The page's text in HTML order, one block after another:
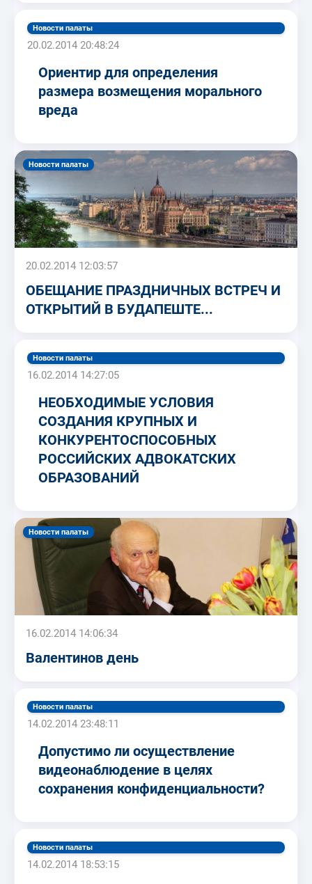
Новости палаты
20.02.2014 20:48:24
Ориентир для определения
размера возмещения морального
вреда
Новости палаты
20.02.2014 12:03:57
ОБЕЩАНИЕ ПРАЗДНИЧНЫХ ВСТРЕЧ И
ОТКРЫТИЙ В БУДАПЕШТЕ...
Новости палаты
16.02.2014 14:27:05
НЕОБХОДИМЫЕ УСЛОВИЯ
СОЗДАНИЯ КРУПНЫХ И
КОНКУРЕНТОСПОСОБНЫХ
РОССИЙСКИХ АДВОКАТСКИХ
ОБРАЗОВАНИЙ
Новости палаты
16.02.2014 14:06:34
Валентинов день
Новости палаты
14.02.2014 23:48:11
Допустимо ли осуществление
видеонаблюдение в целях
сохранения конфиденциальности?
Новости палаты
14.02.2014 18:53:15